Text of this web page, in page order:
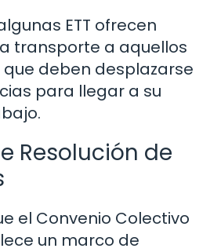
ETT ofrecen
transporte a aquellos
deben desplazarse
para llegar a su
Resolución de
el Convenio Colectivo
un marco de